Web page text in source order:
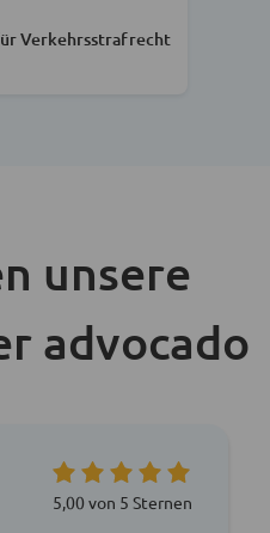
Verkehrsstrafrecht
unsere
advocado
5,00 von 5 Sternen